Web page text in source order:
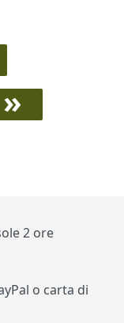
2 ore
o carta di